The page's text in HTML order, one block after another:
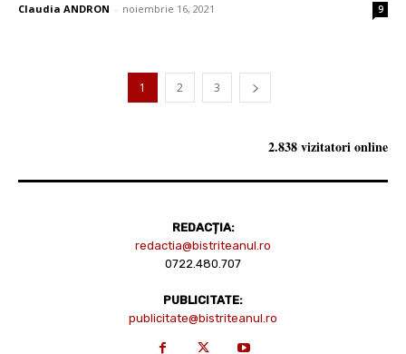
Claudia ANDRON - noiembrie 16, 2021 9
1 2 3
2.838 vizitatori online
REDACȚIA:
redactia@bistriteanul.ro
0722.480.707
PUBLICITATE:
publicitate@bistriteanul.ro